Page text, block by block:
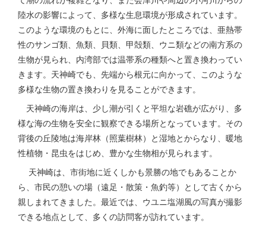
陸水の影響によって、多様な生息環境が形成されています。
このような環境のもとに、外海に面したところでは、亜熱帯
性のサンゴ類、魚類、貝類、甲殻類、ウニ類などの南方系の
生物が見られ、内湾部では温帯系の種類へと置き換わってい
きます。天神崎でも、先端から根元に向かって、このような
多様な生物の置き換わりを見ることができます。
天神崎の海岸は、少し潮が引くと平坦な岩礁が広がり、多
様な海の生物を安全に観察できる場所となっています。その
背後の丘陵地は海岸林（照葉樹林）と湿地とからなり、暖地
性植物・昆虫をはじめ、豊かな生物相が見られます。
天神崎は、市街地に近くしかも景勝の地でもあることか
ら、市民の憩いの場（遠足・散策・魚釣等）として古くから
親しまれてきました。最近では、ウユニ塩湖風の写真が撮影
できる地点として、多くの訪問客が訪れています。